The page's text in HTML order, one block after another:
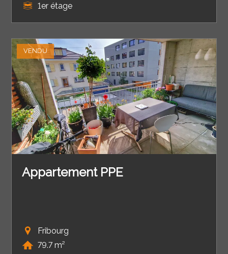
1er étage
VENDU
Appartement PPE
Fribourg
79.7 m²